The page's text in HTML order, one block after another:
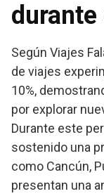
Según Viajes
de viajes
10%,
por explorar
Durante este
sostenido una
como Cancún,
presentan una